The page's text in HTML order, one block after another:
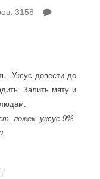
3158
Уксус довести до
Залить мяту и
ложек, уксус 9%-